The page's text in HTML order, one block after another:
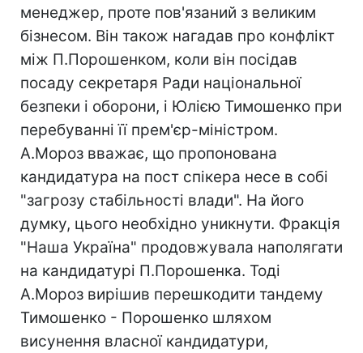
менеджер, проте пов'язаний з великим
бізнесом. Він також нагадав про конфлікт
між П.Порошенком, коли він посідав
посаду секретаря Ради національної
безпеки і оборони, і Юлією Тимошенко при
перебуванні її прем'єр-міністром.
А.Мороз вважає, що пропонована
кандидатура на пост спікера несе в собі
"загрозу стабільності влади". На його
думку, цього необхідно уникнути. Фракція
"Наша Україна" продовжувала наполягати
на кандидатурі П.Порошенка. Тоді
А.Мороз вирішив перешкодити тандему
Тимошенко - Порошенко шляхом
висунення власної кандидатури,